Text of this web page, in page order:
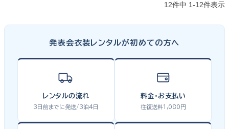
12件中 1-12件表示
発表会衣装レンタルが初めての方へ
レンタルの流れ
3日前までに発送/3泊4日
料金・お支払い
往復送料1,080円